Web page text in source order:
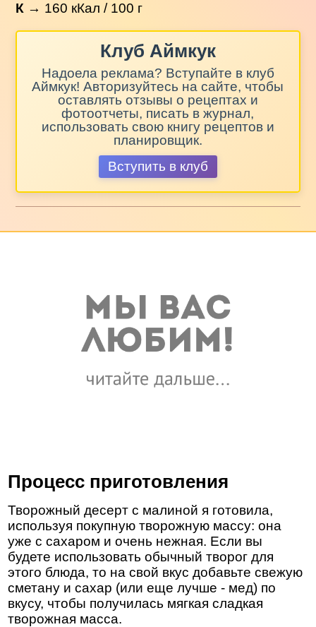
К → 160 кКал / 100 г
Клуб Аймкук
Надоела реклама? Вступайте в клуб
Аймкук! Авторизуйтесь на сайте, чтобы
оставлять отзывы о рецептах и
фотоотчеты, писать в журнал,
использовать свою книгу рецептов и
планировщик.
Вступить в клуб
Процесс приготовления
Творожный десерт с малиной я готовила,
используя покупную творожную массу: она
уже с сахаром и очень нежная. Если вы
будете использовать обычный творог для
этого блюда, то на свой вкус добавьте свежую
сметану и сахар (или еще лучше - мед) по
вкусу, чтобы получилась мягкая сладкая
творожная масса.